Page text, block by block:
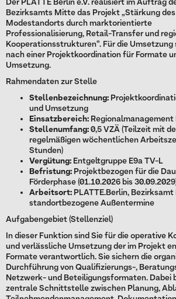
Der PLATTE Berlin e.V. realisiert im Auftrag
Bezirksamts Mitte das Projekt „Stärkung
Modestandorts durch marktorientierte
Professionalisierung, Retail-Transfer und
Kooperationsstrukturen“. Für die Umsetzung
nach einer Projektkoordination für Formate
Umsetzung.
Rahmendaten zur Stelle
Stellenbezeichnung:
und Umsetzung
Einsatzbereich: Regionalmanagement
Stellenumfang:0,5 VZÄ (Teilzeit mit
regelmäßigen wöchentlichen
Stunden)
Vergütung: Entgeltgruppe E9a TV-L
Befristung: Projektbezogen für die
Förderphase (01.10.2026 bis
Arbeitsort: PLATTE.Berlin,
standortbezogene Außentermine
Aufgabengebiet (Stellenziel)
In dieser Funktion sind Sie für die operative
und verlässliche Umsetzung der im Projekt
Formate verantwortlich. Sie sichern die
Durchführung von Qualifizierungs-,
Netzwerk- und Beteiligungsformaten. Dabei
zentrale Schnittstelle zwischen Planung,